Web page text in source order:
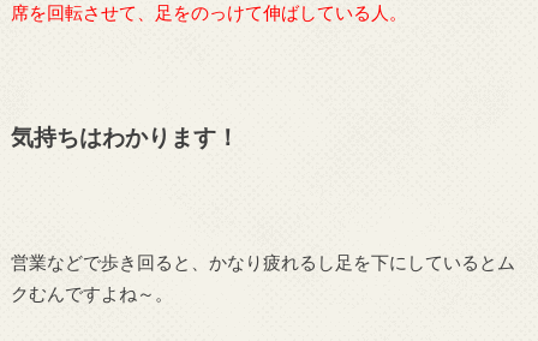
席を回転させて、足をのっけて伸ばしている人。
気持ちはわかります！
営業などで歩き回ると、かなり疲れるし足を下にしているとム
クむんですよね～。